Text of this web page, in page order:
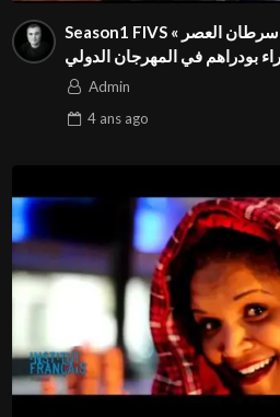
Season1 FIVS فيديو بعنوان « التلوث سرطان العصر »
بودراهم في المهرجان الدولي
Admin
4 ansago